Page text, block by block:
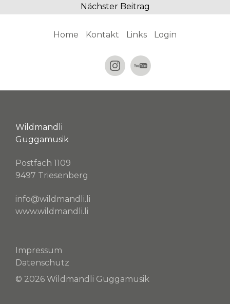
Nächster Beitrag
Home Kontakt Links Login
Wildmandli
Guggamusik
Postfach 1109
9497 Triesenberg
info@wildmandli.li
www.wildmandli.li
Impressum
Datenschutz
© 2026 Wildmandli Guggamusik